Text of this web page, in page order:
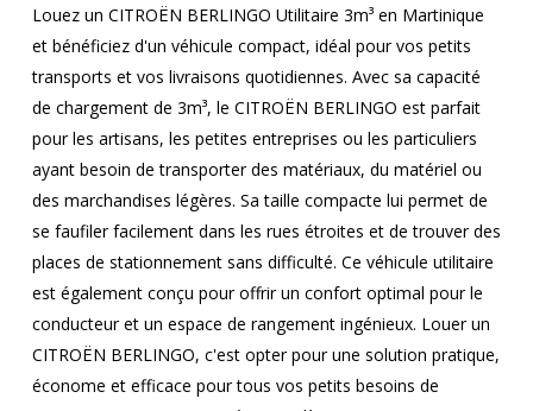
Louez un CITROËN BERLINGO Utilitaire 3m³ en Martinique
et bénéficiez d'un véhicule compact, idéal pour vos petits
transports et vos livraisons quotidiennes. Avec sa capacité
de chargement de 3m³, le CITROËN BERLINGO est parfait
pour les artisans, les petites entreprises ou les particuliers
ayant besoin de transporter des matériaux, du matériel ou
des marchandises légères. Sa taille compacte lui permet de
se faufiler facilement dans les rues étroites et de trouver des
places de stationnement sans difficulté. Ce véhicule utilitaire
est également conçu pour offrir un confort optimal pour le
conducteur et un espace de rangement ingénieux. Louer un
CITROËN BERLINGO, c'est opter pour une solution pratique,
économe et efficace pour tous vos petits besoins de